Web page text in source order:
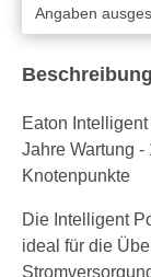
Angaben
Beschreibung
Eaton
Jahre Wartung
Knotenpunkte
Die Intelligent
ideal für die